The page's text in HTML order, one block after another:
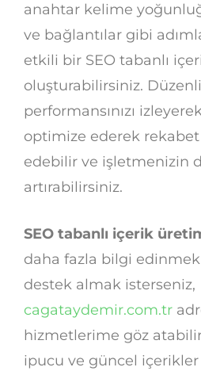
anahtar kelime
ve bağlantılar gibi
etkili bir SEO tabanlı
oluşturabilirsiniz.
performansınızı
optimize ederek rekabet
edebilir ve işletmenizin
artırabilirsiniz.
SEO tabanlı içerik
daha fazla bilgi
destek almak isterseniz,
cagataydemir.com.tr
hizmetlerime göz
ipucu ve güncel